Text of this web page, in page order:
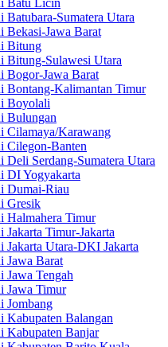
Batubara-Sumatera Utara
Bekasi-Jawa Barat
Bitung
Bitung-Sulawesi Utara
Bogor-Jawa Barat
Bontang-Kalimantan Timur
Boyolali
Bulungan
Cilamaya/Karawang
Cilegon-Banten
Deli Serdang-Sumatera Utara
DI Yogyakarta
Dumai-Riau
Gresik
Halmahera Timur
Jakarta Timur-Jakarta
Jakarta Utara-DKI Jakarta
Jawa Barat
Jawa Tengah
Jawa Timur
Jombang
Kabupaten Balangan
Kabupaten Banjar